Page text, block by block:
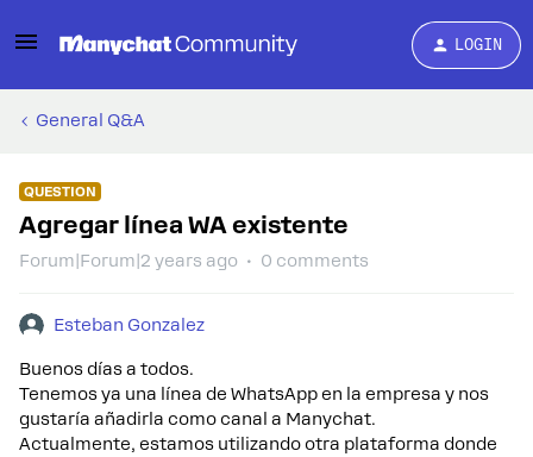
LOGIN
General Q&A
QUESTION
Agregar línea WA existente
Forum|Forum|2 years ago 0 comments
Esteban Gonzalez
Buenos días a todos.
Tenemos ya una línea de WhatsApp en la empresa y nos
gustaría añadirla como canal a Manychat.
Actualmente, estamos utilizando otra plataforma donde